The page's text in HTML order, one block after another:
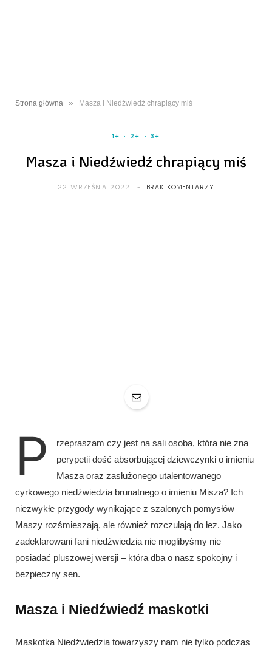
Strona główna » Masza i Niedźwiedź chrapiący miś
1+ 2+ 3+
Masza i Niedźwiedź chrapiący miś
22 WRZEŚNIA 2022 BRAK KOMENTARZY
P
rzepraszam czy jest na sali osoba, która nie zna
perypetii dość absorbującej dziewczynki o imieniu
Masza oraz zasłużonego utalentowanego
cyrkowego niedźwiedzia brunatnego o imieniu Misza? Ich
niezwykłe przygody wynikające z szalonych pomysłów
Maszy rozśmieszają, ale również rozczulają do łez. Jako
zadeklarowani fani niedźwiedzia nie moglibyśmy nie
posiadać pluszowej wersji – która dba o nasz spokojny i
bezpieczny sen.
Masza i Niedźwiedź maskotki
Maskotka Niedźwiedzia towarzyszy nam nie tylko podczas